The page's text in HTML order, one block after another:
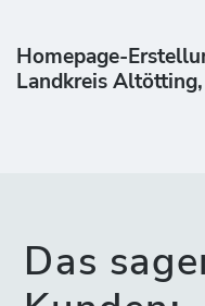
Homepage-
Landkreis
Das